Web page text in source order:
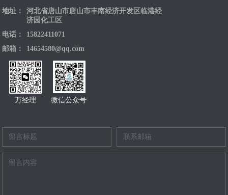
地址：
河北省唐山市唐山市丰南经济开发区临港经
济园化工区
电话：
15822411071
邮箱：
14654580@qq.com
万经理 微信公众号